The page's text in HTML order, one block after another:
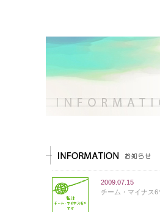
2009.07.15
チーム・マイナス6